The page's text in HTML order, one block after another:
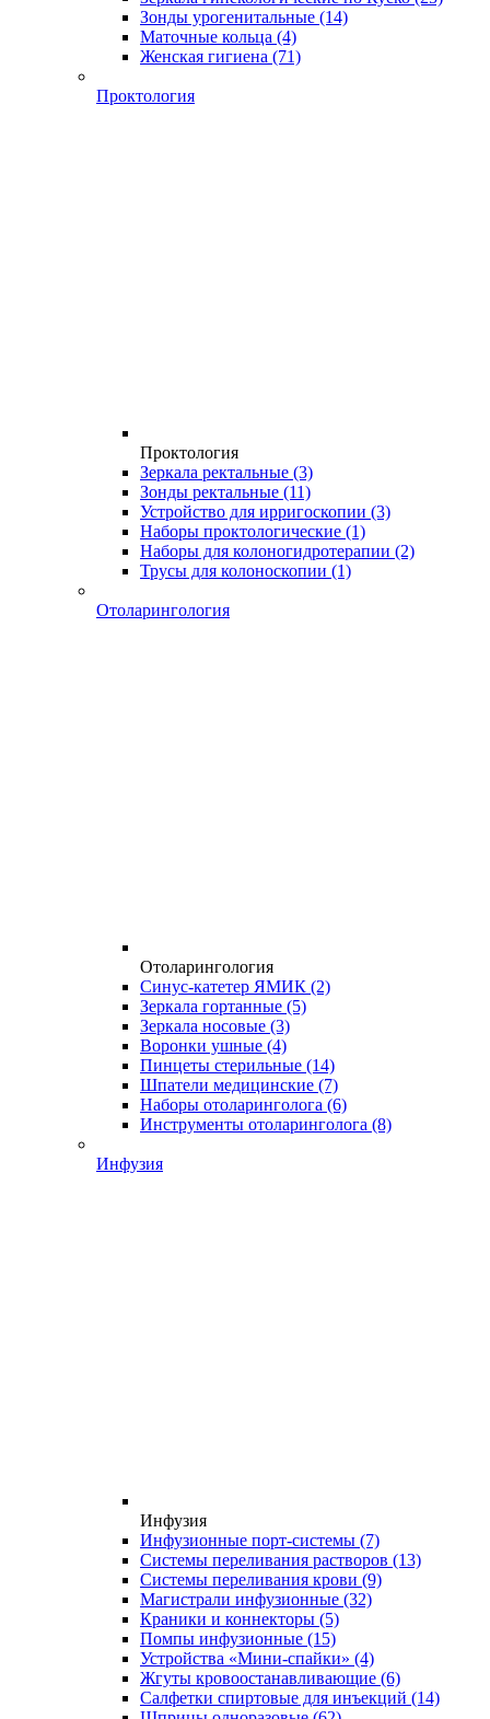
Зонды урогенитальные (14)
Маточные кольца (4)
Женская гигиена (71)
Проктология
Проктология
Зеркала ректальные (3)
Зонды ректальные (11)
Устройство для ирригоскопии (3)
Наборы проктологические (1)
Наборы для колоногидротерапии (2)
Трусы для колоноскопии (1)
Отоларингология
Отоларингология
Синус-катетер ЯМИК (2)
Зеркала гортанные (5)
Зеркала носовые (3)
Воронки ушные (4)
Пинцеты стерильные (14)
Шпатели медицинские (7)
Наборы отоларинголога (6)
Инструменты отоларинголога (8)
Инфузия
Инфузия
Инфузионные порт-системы (7)
Системы переливания растворов (13)
Системы переливания крови (9)
Магистрали инфузионные (32)
Краники и коннекторы (5)
Помпы инфузионные (15)
Устройства «Мини-спайки» (4)
Жгуты кровоостанавливающие (6)
Салфетки спиртовые для инъекций (14)